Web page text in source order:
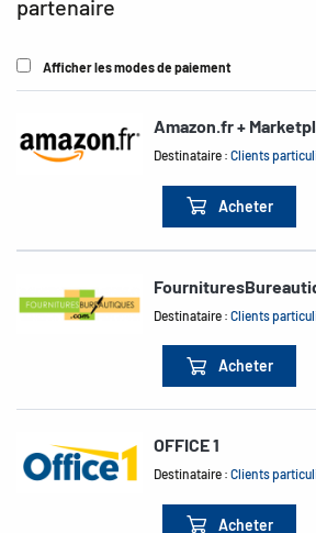
partenaire
Afficher les modes de paiement
Amazon.fr +
Destinataire :Clients
Acheter
Destinataire :Clients
Acheter
OFFICE 1
Destinataire :Clients
Acheter